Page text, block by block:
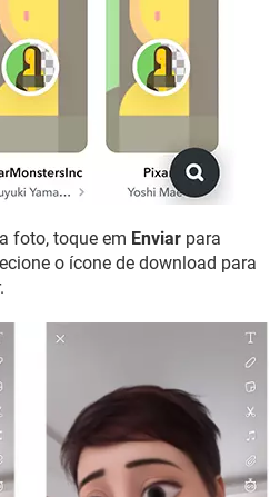
foto, toque em Enviar para
o ícone de download para